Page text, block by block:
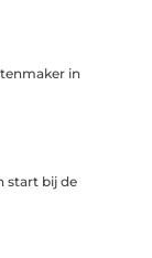
in
start bij de